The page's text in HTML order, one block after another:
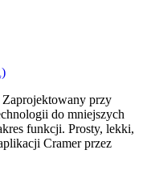
przy
do mniejszych
funkcji. Prosty, lekki,
Cramer przez